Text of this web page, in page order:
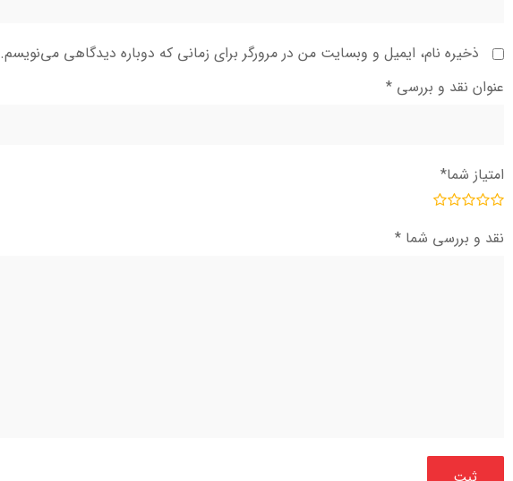
ذخیره نام، ایمیل و وبسایت من در مرورگر برای زمانی که دوباره دیدگاهی می‌نویسم.
عنوان نقد و بررسی *
امتیاز شما*
نقد و بررسی شما *